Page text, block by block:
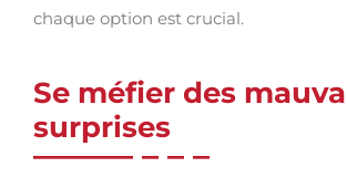
chaque option est crucial.
Se méfier des
surprises